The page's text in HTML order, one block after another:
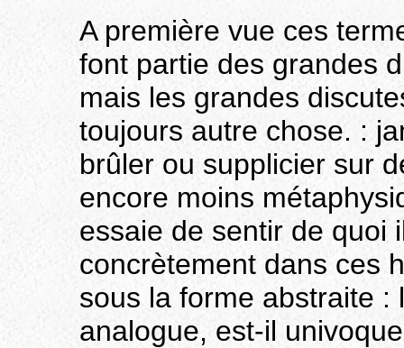
A première vue ces
font partie des grandes
mais les grandes
toujours autre chose. :
brûler ou supplicier sur
encore moins
essaie de sentir de quoi
concrètement dans ces
sous la forme abstraite
analogue, est-il